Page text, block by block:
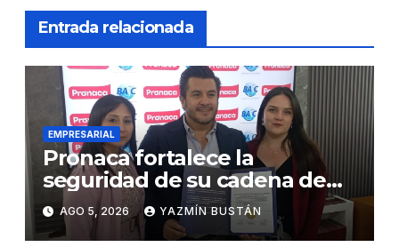
Entrada relacionada
EMPRESARIAL
Pronaca fortalece la
seguridad de su cadena de
suministro con certificación
BASC en dos plantas
AGO 5, 2026 YAZMÍN BUSTÁN